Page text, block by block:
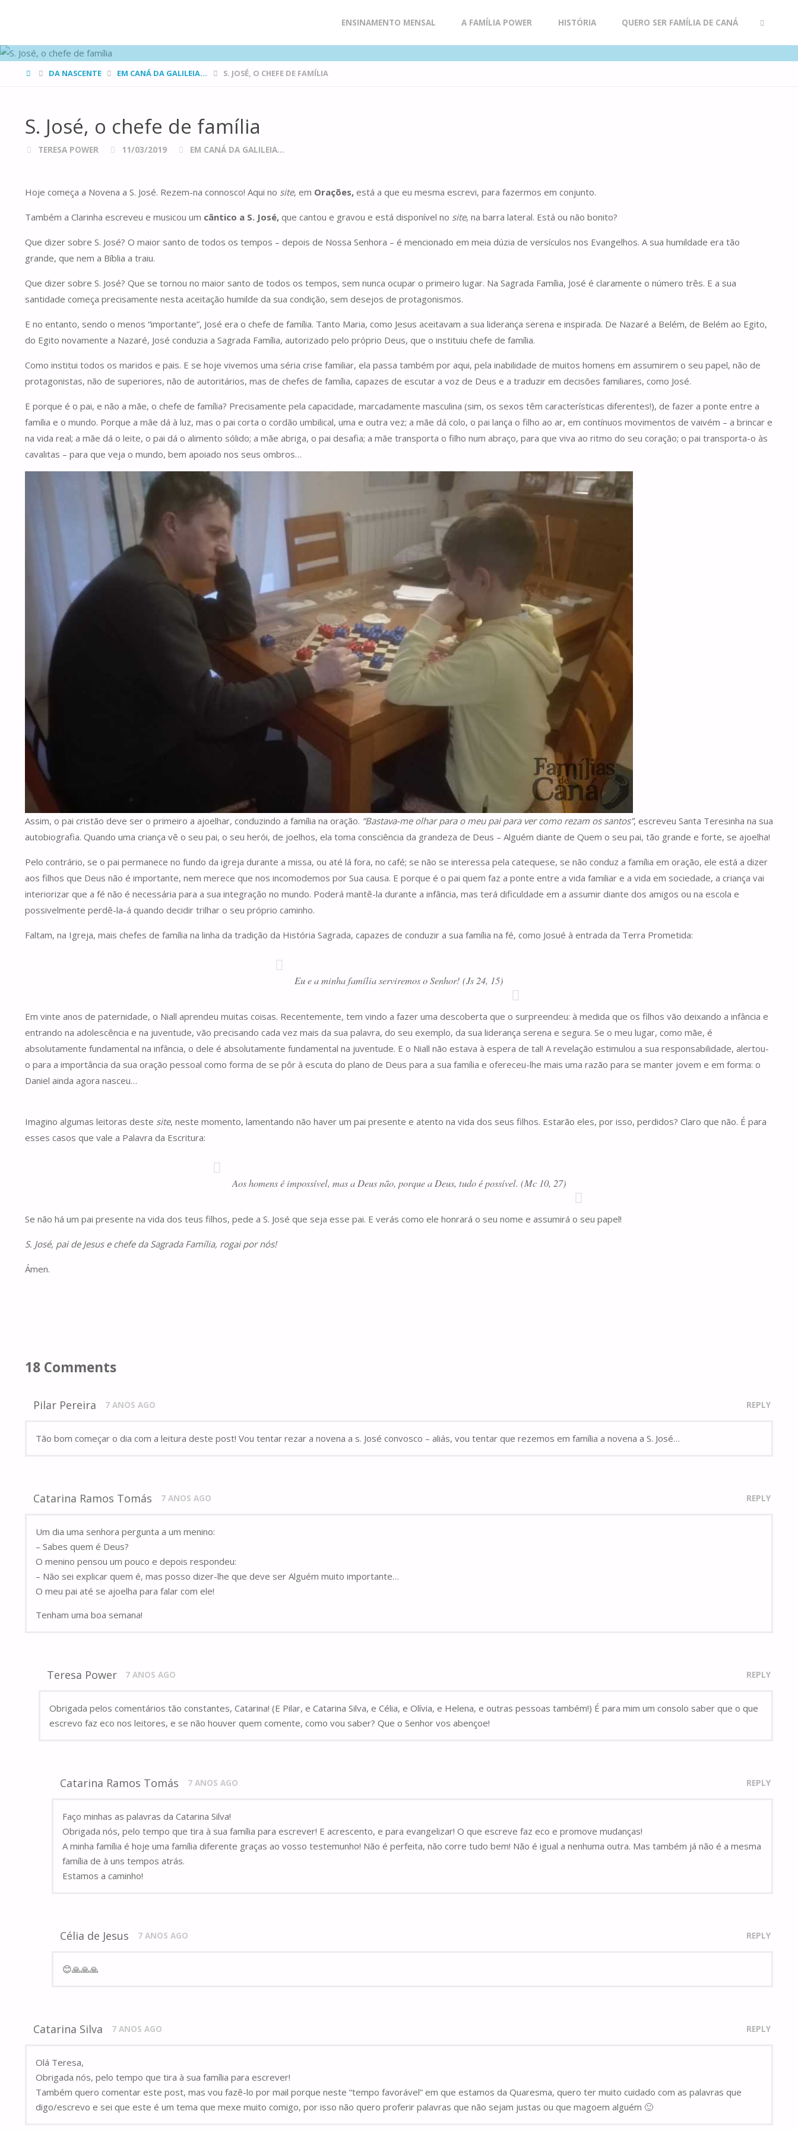
to
ENSINAMENTO MENSAL A FAMÍLIA POWER HISTÓRIA QUERO SER FAMÍLIA DE CANÁ
HOMEDA NASCENTE EM CANÁ DA GALILEIA... S. JOSÉ, O CHEFE DE FAMÍLIA
S. José, o chefe de família
TERESA POWER 11/03/2019 EM CANÁ DA GALILEIA...
Hoje começa a Novena a S. José. Rezem-na connosco! Aqui no site, em Orações, está a que eu mesma escrevi, para fazermos em conjunto.
Também a Clarinha escreveu e musicou um cântico a S. José, que cantou e gravou e está disponível no site, na barra lateral. Está ou não bonito?
Que dizer sobre S. José? O maior santo de todos os tempos – depois de Nossa Senhora – é mencionado em meia dúzia de versículos nos Evangelhos. A sua humildade era tão
grande, que nem a Bíblia a traiu.
Que dizer sobre S. José? Que se tornou no maior santo de todos os tempos, sem nunca ocupar o primeiro lugar. Na Sagrada Família, José é claramente o número três. E a sua
santidade começa precisamente nesta aceitação humilde da sua condição, sem desejos de protagonismos.
E no entanto, sendo o menos “importante”, José era o chefe de família. Tanto Maria, como Jesus aceitavam a sua liderança serena e inspirada. De Nazaré a Belém, de Belém ao Egito,
do Egito novamente a Nazaré, José conduzia a Sagrada Família, autorizado pelo próprio Deus, que o instituiu chefe de família.
Como institui todos os maridos e pais. E se hoje vivemos uma séria crise familiar, ela passa também por aqui, pela inabilidade de muitos homens em assumirem o seu papel, não de
protagonistas, não de superiores, não de autoritários, mas de chefes de família, capazes de escutar a voz de Deus e a traduzir em decisões familiares, como José.
E porque é o pai, e não a mãe, o chefe de família? Precisamente pela capacidade, marcadamente masculina (sim, os sexos têm características diferentes!), de fazer a ponte entre a
família e o mundo. Porque a mãe dá à luz, mas o pai corta o cordão umbilical, uma e outra vez; a mãe dá colo, o pai lança o filho ao ar, em contínuos movimentos de vaivém – a brincar e
na vida real; a mãe dá o leite, o pai dá o alimento sólido; a mãe abriga, o pai desafia; a mãe transporta o filho num abraço, para que viva ao ritmo do seu coração; o pai transporta-o às
cavalitas – para que veja o mundo, bem apoiado nos seus ombros…
Assim, o pai cristão deve ser o primeiro a ajoelhar, conduzindo a família na oração. “Bastava-me olhar para o meu pai para ver como rezam os santos”, escreveu Santa Teresinha na sua
autobiografia. Quando uma criança vê o seu pai, o seu herói, de joelhos, ela toma consciência da grandeza de Deus – Alguém diante de Quem o seu pai, tão grande e forte, se ajoelha!
Pelo contrário, se o pai permanece no fundo da igreja durante a missa, ou até lá fora, no café; se não se interessa pela catequese, se não conduz a família em oração, ele está a dizer
aos filhos que Deus não é importante, nem merece que nos incomodemos por Sua causa. E porque é o pai quem faz a ponte entre a vida familiar e a vida em sociedade, a criança vai
interiorizar que a fé não é necessária para a sua integração no mundo. Poderá mantê-la durante a infância, mas terá dificuldade em a assumir diante dos amigos ou na escola e
possivelmente perdê-la-á quando decidir trilhar o seu próprio caminho.
Faltam, na Igreja, mais chefes de família na linha da tradição da História Sagrada, capazes de conduzir a sua família na fé, como Josué à entrada da Terra Prometida:
Eu e a minha família serviremos o Senhor! (Js 24, 15)
Em vinte anos de paternidade, o Niall aprendeu muitas coisas. Recentemente, tem vindo a fazer uma descoberta que o surpreendeu: à medida que os filhos vão deixando a infância e
entrando na adolescência e na juventude, vão precisando cada vez mais da sua palavra, do seu exemplo, da sua liderança serena e segura. Se o meu lugar, como mãe, é
absolutamente fundamental na infância, o dele é absolutamente fundamental na juventude. E o Niall não estava à espera de tal! A revelação estimulou a sua responsabilidade, alertou-
o para a importância da sua oração pessoal como forma de se pôr à escuta do plano de Deus para a sua família e ofereceu-lhe mais uma razão para se manter jovem e em forma: o
Daniel ainda agora nasceu…
Imagino algumas leitoras deste site, neste momento, lamentando não haver um pai presente e atento na vida dos seus filhos. Estarão eles, por isso, perdidos? Claro que não. É para
esses casos que vale a Palavra da Escritura:
Aos homens é impossível, mas a Deus não, porque a Deus, tudo é possível. (Mc 10, 27)
Se não há um pai presente na vida dos teus filhos, pede a S. José que seja esse pai. E verás como ele honrará o seu nome e assumirá o seu papel!
S. José, pai de Jesus e chefe da Sagrada Família, rogai por nós!
Ámen.
18 Comments
Pilar Pereira 7 ANOS AGO REPLY
Tão bom começar o dia com a leitura deste post! Vou tentar rezar a novena a s. José convosco – aliás, vou tentar que rezemos em família a novena a S. José…
Catarina Ramos Tomás 7 ANOS AGO REPLY
Um dia uma senhora pergunta a um menino:
– Sabes quem é Deus?
O menino pensou um pouco e depois respondeu:
– Não sei explicar quem é, mas posso dizer-lhe que deve ser Alguém muito importante…
O meu pai até se ajoelha para falar com ele!
Tenham uma boa semana!
Teresa Power 7 ANOS AGO REPLY
Obrigada pelos comentários tão constantes, Catarina! (E Pilar, e Catarina Silva, e Célia, e Olívia, e Helena, e outras pessoas também!) É para mim um consolo saber que o que
escrevo faz eco nos leitores, e se não houver quem comente, como vou saber? Que o Senhor vos abençoe!
Catarina Ramos Tomás 7 ANOS AGO REPLY
Faço minhas as palavras da Catarina Silva!
Obrigada nós, pelo tempo que tira à sua família para escrever! E acrescento, e para evangelizar! O que escreve faz eco e promove mudanças!
A minha família é hoje uma família diferente graças ao vosso testemunho! Não é perfeita, não corre tudo bem! Não é igual a nenhuma outra. Mas também já não é a mesma
família de à uns tempos atrás.
Estamos a caminho!
Célia de Jesus 7 ANOS AGO REPLY
😊🙏🙏🙏
Catarina Silva 7 ANOS AGO REPLY
Olá Teresa,
Obrigada nós, pelo tempo que tira à sua família para escrever!
Também quero comentar este post, mas vou fazê-lo por mail porque neste “tempo favorável” em que estamos da Quaresma, quero ter muito cuidado com as palavras que
digo/escrevo e sei que este é um tema que mexe muito comigo, por isso não quero proferir palavras que não sejam justas ou que magoem alguém 🙂